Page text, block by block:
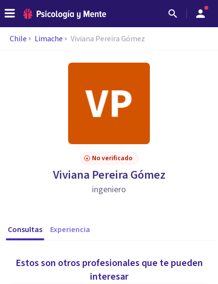
Chile Limache Viviana Pereira Gómez
No verificado
Viviana Pereira Gómez
ingeniero
Consultas Experiencia
Estos son otros profesionales que te pueden
interesar